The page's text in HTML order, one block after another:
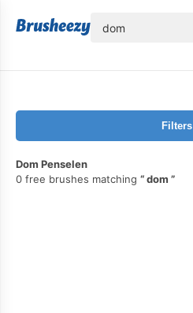
Filters
Dom Penselen
0 free brushes matching
dom